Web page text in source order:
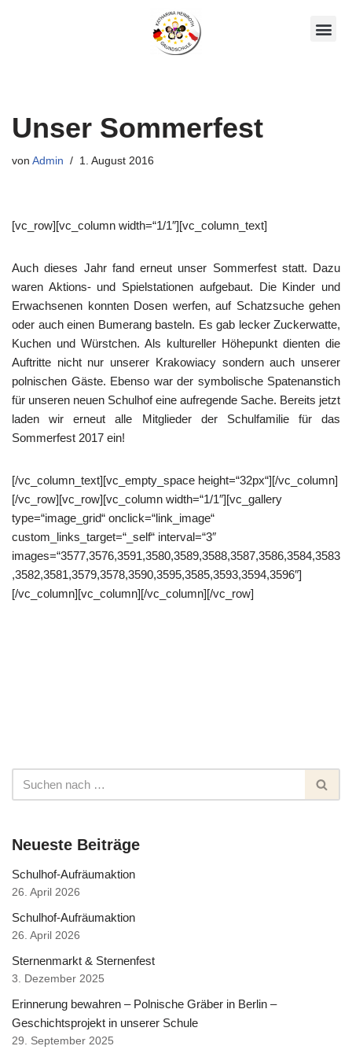
Unser Sommerfest
von Admin 1. August 2016
[vc_row][vc_column width=“1/1″][vc_column_text]
Auch dieses Jahr fand erneut unser Sommerfest statt. Dazu
waren Aktions- und Spielstationen aufgebaut. Die Kinder und
Erwachsenen konnten Dosen werfen, auf Schatzsuche gehen
oder auch einen Bumerang basteln. Es gab lecker Zuckerwatte,
Kuchen und Würstchen. Als kultureller Höhepunkt dienten die
Auftritte nicht nur unserer Krakowiacy sondern auch unserer
polnischen Gäste. Ebenso war der symbolische Spatenanstich
für unseren neuen Schulhof eine aufregende Sache. Bereits jetzt
laden wir erneut alle Mitglieder der Schulfamilie für das
Sommerfest 2017 ein!
[/vc_column_text][vc_empty_space height=“32px“][/vc_column]
[/vc_row][vc_row][vc_column width=“1/1″][vc_gallery
type=“image_grid“ onclick=“link_image“
custom_links_target=“_self“ interval=“3″
images=“3577,3576,3591,3580,3589,3588,3587,3586,3584,3583
,3582,3581,3579,3578,3590,3595,3585,3593,3594,3596″]
[/vc_column][vc_column][/vc_column][/vc_row]
Neueste Beiträge
Schulhof-Aufräumaktion
26. April 2026
Schulhof-Aufräumaktion
26. April 2026
Sternenmarkt & Sternenfest
3. Dezember 2025
Erinnerung bewahren – Polnische Gräber in Berlin –
Geschichtsprojekt in unserer Schule
29. September 2025